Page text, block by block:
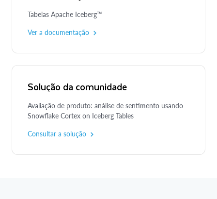
Tabelas Apache Iceberg™
Ver a documentação
Solução da comunidade
Avaliação de produto: análise de sentimento usando
Snowflake Cortex on Iceberg Tables
Consultar a solução